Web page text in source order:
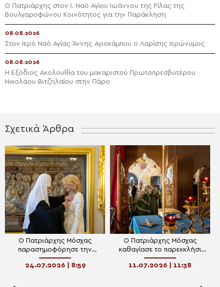
Ο Πατριάρχης στον I. Ναό Αγίου Ιωάννου της Ρίλας της
Βουλγαροφώνου Κοινότητος για την Παράκληση
08.08.2026
Στον Ιερό Ναό Αγίας Άννης Αγιοκάμπου ο Λαρίσης Ιερώνυμος
08.08.2026
Η Εξόδιος Ακολουθία του μακαριστού Πρωτοπρεσβυτέρου
Νικολάου Βιτζηλαίου στην Πάρο
Σχετικά Άρθρα
Ο Πατριάρχης Μόσχας
παρασημοφόρησε την
Αντιπρόεδρο της Ρωσικής
Κυβέρνησης Τατιάνα
24.07.2026 | 8:59
Ο Πατριάρχης Μόσχας
καθαγίασε το παρεκκλήσι
της Ζωοδόχου Πηγής στη
Μονή Βαλαάμ
11.07.2026 | 11:38